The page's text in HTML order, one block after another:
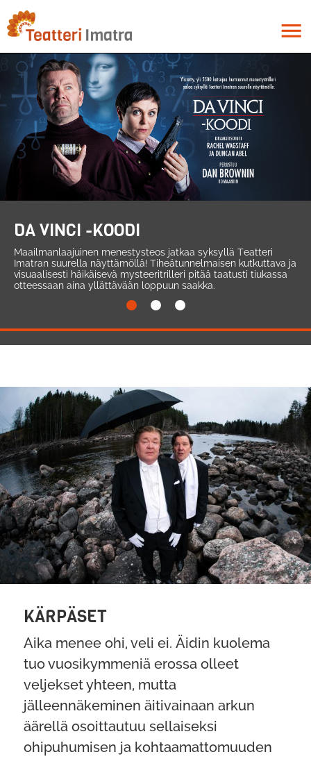
pääsisältöön
menu
DA VINCI -KOODI
Maailmanlaajuinen menestysteos jatkaa syksyllä Teatteri
Imatran suurella näyttämöllä! Tiheätunnelmaisen kutkuttava ja
visuaalisesti häikäisevä mysteeritrilleri pitää taatusti tiukassa
otteessaan aina yllättävään loppuun saakka.
KÄRPÄSET
Aika menee ohi, veli ei. Äidin kuolema
tuo vuosikymmeniä erossa olleet
veljekset yhteen, mutta
jälleennäkeminen äitivainaan arkun
äärellä osoittautuu sellaiseksi
ohipuhumisen ja kohtaamattomuuden